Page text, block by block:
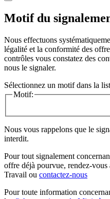
Motif du
Nous effectuons
légalité et la conformité des
contrôles vous constatez des
nous le signaler.
Sélectionnez un motif dans la
Motif:
Nous vous rappelons que le
interdit.
Pour tout signalement
offre déjà pourvue, rendez-vous
Travail ou contactez-nous
Pour toute information